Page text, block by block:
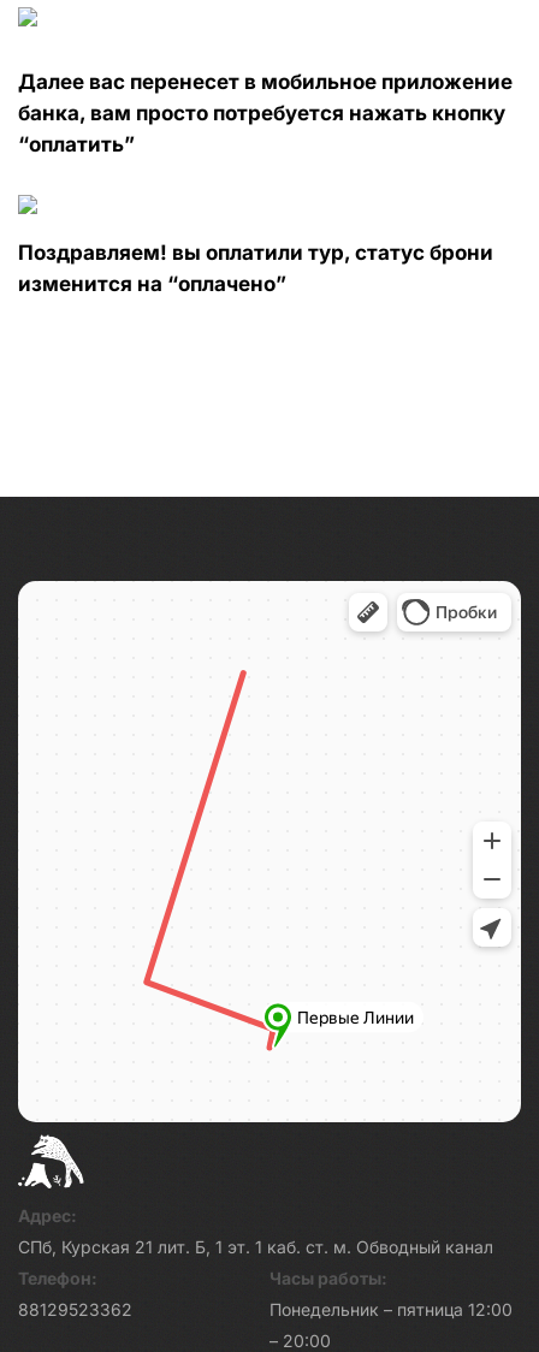
Далее вас перенесет в мобильное приложение
банка, вам просто потребуется нажать кнопку
“оплатить”
Поздравляем! вы оплатили тур, статус брони
изменится на “оплачено”
Адрес:
СПб, Курская 21 лит. Б, 1 эт. 1 каб. ст. м. Обводный канал
Телефон:
88129523362
Часы работы:
Понедельник – пятница 12:00
– 20:00